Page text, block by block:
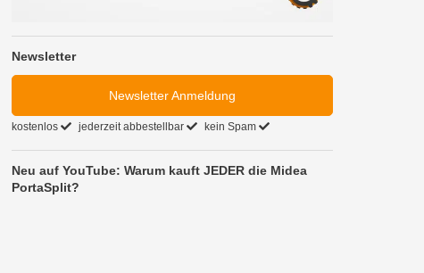
Newsletter
Newsletter Anmeldung
kostenlos jederzeit abbestellbar kein Spam
Neu auf YouTube: Warum kauft JEDER die Midea
PortaSplit?